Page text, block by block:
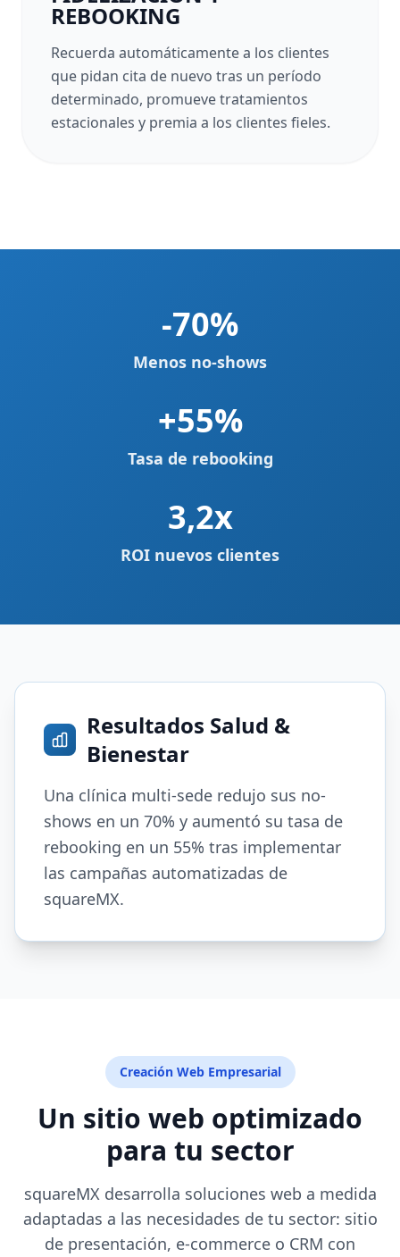
REBOOKING
Recuerda automáticamente a los clientes
que pidan cita de nuevo tras un período
determinado, promueve tratamientos
estacionales y premia a los clientes fieles.
-70%
Menos no-shows
+55%
Tasa de rebooking
3,2x
ROI nuevos clientes
Resultados Salud &
Bienestar
Una clínica multi-sede redujo sus no-
shows en un 70% y aumentó su tasa de
rebooking en un 55% tras implementar
las campañas automatizadas de
squareMX.
Creación Web Empresarial
Un sitio web optimizado
para tu sector
squareMX desarrolla soluciones web a medida
adaptadas a las necesidades de tu sector: sitio
de presentación, e-commerce o CRM con